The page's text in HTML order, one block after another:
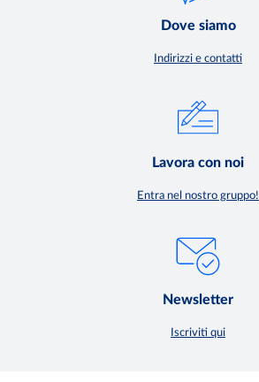
Dove siamo
Indirizzi e contatti
Lavora con noi
Entra nel nostro gruppo!
Newsletter
Iscriviti qui